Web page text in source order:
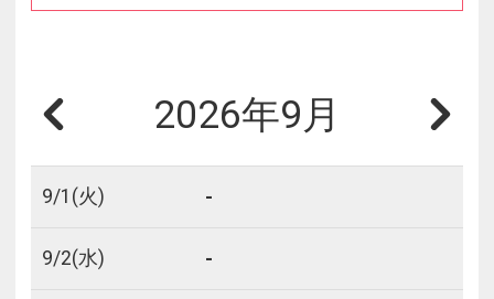
2026年9月
9/1 (火) -
9/2(水) -